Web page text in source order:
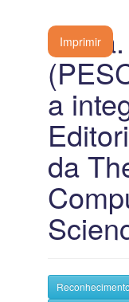
Imprimir
a
da